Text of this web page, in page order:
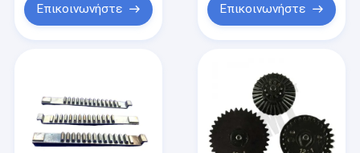
Επικοινωνήστε Επικοινωνήστε